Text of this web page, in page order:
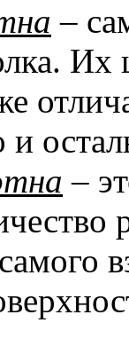
–
Их
и
–